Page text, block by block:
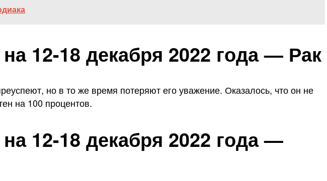
12-18 декабря 2022 года — Рак
но в то же время потеряют его уважение. Оказалось, что он не
на 100 процентов.
12-18 декабря 2022 года —